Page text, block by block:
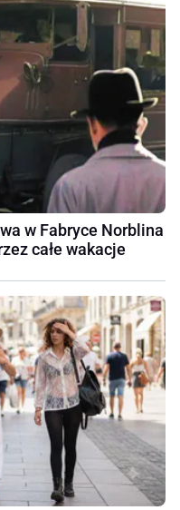
w Fabryce Norblina
całe wakacje